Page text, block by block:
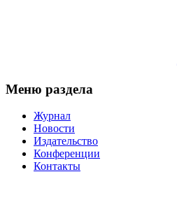
Меню раздела
Журнал
Новости
Издательство
Конференции
Контакты